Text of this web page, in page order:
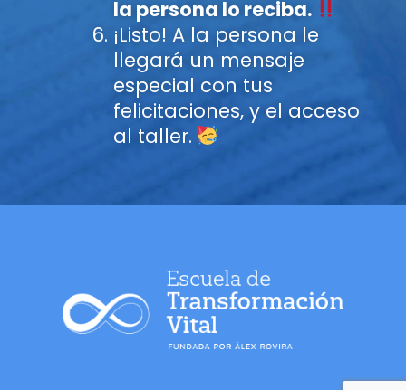
la persona lo reciba.
¡Listo! A la persona le
llegará un mensaje
especial con tus
felicitaciones, y el acceso
al taller.